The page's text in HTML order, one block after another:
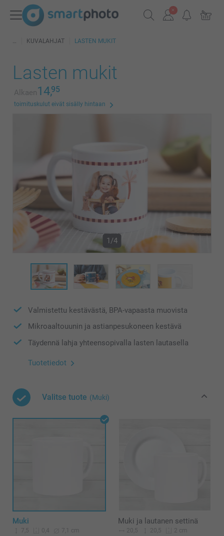
KUVALAHJAT LASTEN MUKIT
Lasten mukit
Alkaen14,95
toimituskulut eivät sisälly hintaan
1/4
Valmistettu kestävästä, BPA-vapaasta muovista
Mikroaaltouunin ja astianpesukoneen kestävä
Täydennä lahja yhteensopivalla lasten lautasella
Tuotetiedot
Valitse tuote (Muki)
Muki
7,5 0,4 7,1 cm
Muki ja lautanen settinä
20,5 20,5 2 cm